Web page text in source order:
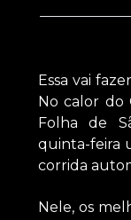
Essa vai
No calor do
Folha de
quinta-feira
corrida
Nele, os